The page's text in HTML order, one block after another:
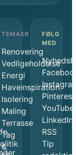
TEMAER
Renovering
Vedligeholdelse
Energi
Haveinspiration
Isolering
Maling
Terrasse
Tag
&
FØLG
MED
Pinterest
YouTube
LinkedIn
RSS
Tip